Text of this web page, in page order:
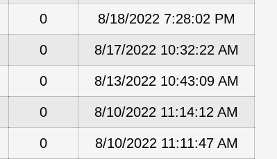
0 8/18/2022 7:28:02 PM
0 8/17/2022 10:32:22 AM
0 8/13/2022 10:43:09 AM
0 8/10/2022 11:14:12 AM
0 8/10/2022 11:11:47 AM